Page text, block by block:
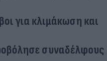
για κλιμάκωση και
συναδέλφους